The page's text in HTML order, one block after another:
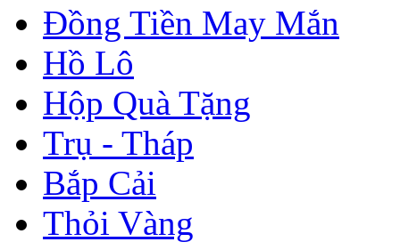
Đồng Tiền May Mắn
Hồ Lô
Hộp Quà Tặng
Trụ - Tháp
Bắp Cải
Thỏi Vàng